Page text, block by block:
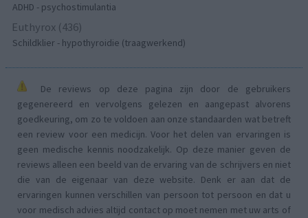
ADHD - psychostimulantia
Euthyrox (436)
Schildklier - hypothyroidie (traagwerkend)
De reviews op deze pagina zijn door de gebruikers
gegenereerd en vervolgens gelezen en aangepast alvorens
goedkeuring, om zo te voldoen aan onze standaarden wat betreft
een review voor een medicijn. Voor het delen van ervaringen is
geen medische kennis noodzakelijk. Op deze manier geven de
reviews alleen een beeld van de ervaring van de schrijvers en niet
die van de eigenaar van deze website. Denk er aan dat de
ervaringen kunnen verschillen van persoon tot persoon en dat u
voor medisch advies altijd contact op moet nemen met uw arts of